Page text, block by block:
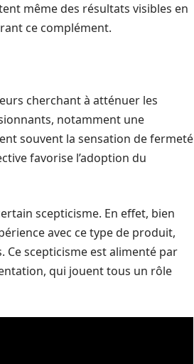
même des résultats visibles en
ce complément.
cherchant à atténuer les
notamment une
souvent la sensation de fermeté
favorise l’adoption du
scepticisme. En effet, bien
avec ce type de produit,
Ce scepticisme est alimenté par
qui jouent tous un rôle